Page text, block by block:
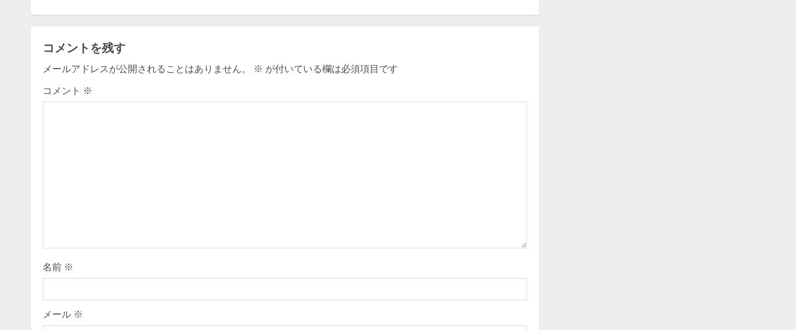
コメントを残す
メールアドレスが公開されることはありません。 ※ が付いている欄は必須項目です
コメント ※
名前 ※
メール ※